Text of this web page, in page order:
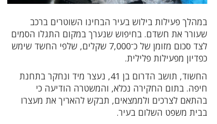
במהלך פעילות בילוש בעיר הבחינו השוטרים ברכב
שעורר את חשדם. בחיפוש שנערך במקום התגלו הסמים
לצד סכום מזומן של כ־7,000 שקלים, שלפי החשד שימש
כפדיון מפעילות פלילית.
החשוד, תושב הדרום בן 41, נעצר מיד ונחקר בתחנת
חיפה. בתום החקירה נכלא, והמשטרה הודיעה כי
בהתאם לצרכים ולממצאים, תבקש להאריך את מעצרו
בבית משפט השלום בעיר.